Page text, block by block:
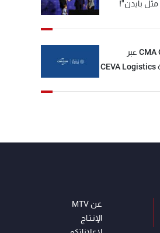
مثل بايدن"!
مجموعة CMA CGM عبر
شركتها التابعة CEVA Logistics
عن MTV
الإنـتـاج